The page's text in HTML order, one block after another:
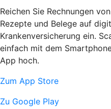
Reichen Sie Rechnungen
Rezepte und Belege auf
Krankenversicherung ein.
einfach mit dem
App hoch.
Zum App Store
Zu Google Play